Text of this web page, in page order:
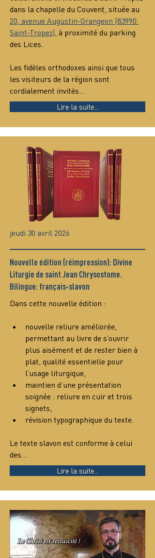
dans la chapelle du Couvent, située au
20, avenue Augustin-Grangeon (83990
Saint-Tropez), à proximité du parking
des Lices.
Les fidèles orthodoxes ainsi que tous
les visiteurs de la région sont
cordialement invités…
Lire la suite...
jeudi 30 avril 2026
Nouvelle édition (réimpression): Divine
Liturgie de saint Jean Chrysostome.
Bilingue: français-slavon
Dans cette nouvelle édition :
nouvelle reliure améliorée,
permettant au livre de s’ouvrir
plus aisément et de rester bien à
plat, qualité essentielle pour
l’usage liturgique,
maintien d’une présentation
soignée : reliure en cuir et trois
signets,
révision typographique du texte.
Le texte slavon est conforme à celui
des…
Lire la suite...